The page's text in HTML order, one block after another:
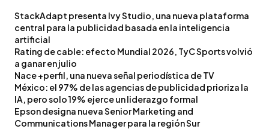
StackAdapt presenta Ivy Studio, una nueva plataforma
central para la publicidad basada en la inteligencia
artificial
Rating de cable: efecto Mundial 2026, TyC Sports volvió
a ganar en julio
Nace +perfil, una nueva señal periodística de TV
México: el 97% de las agencias de publicidad prioriza la
IA, pero solo 19% ejerce un liderazgo formal
Epson designa nueva Senior Marketing and
Communications Manager para la región Sur